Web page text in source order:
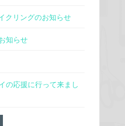
クリングのお知らせ
知らせ
の応援に行って来まし